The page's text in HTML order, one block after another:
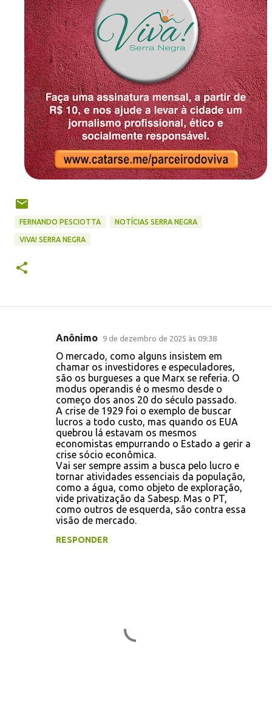
FERNANDO PESCIOTTA NOTÍCIAS SERRA NEGRA
VIVA! SERRA NEGRA
Anônimo 9 de dezembro de 2025 às 09:38
O mercado, como alguns insistem em
chamar os investidores e especuladores,
são os burgueses a que Marx se referia. O
modus operandis é o mesmo desde o
começo dos anos 20 do século passado.
A crise de 1929 foi o exemplo de buscar
lucros a todo custo, mas quando os EUA
quebrou lá estavam os mesmos
economistas empurrando o Estado a gerir a
crise sócio econômica.
Vai ser sempre assim a busca pelo lucro e
tornar atividades essenciais da população,
como a água, como objeto de exploração,
vide privatização da Sabesp. Mas o PT,
como outros de esquerda, são contra essa
visão de mercado.
RESPONDER